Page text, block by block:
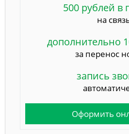
500 рублей в
на
дополнительно
за перенос
запись
Оформить